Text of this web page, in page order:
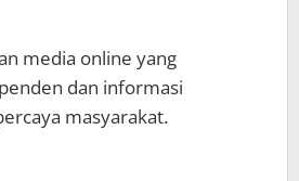
media online yang
dan informasi
masyarakat.